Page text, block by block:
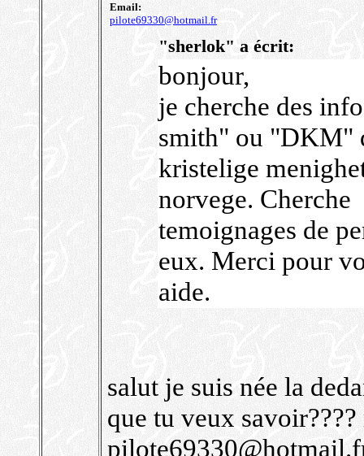
Email:
pilote69330@hotmail.fr
"sherlok" a écrit:
bonjour,
je cherche des
smith" ou "DKM"
kristelige
norvege. Cherche
temoignages de
eux. Merci pour
aide.
salut je suis née la
que tu veux savoir????